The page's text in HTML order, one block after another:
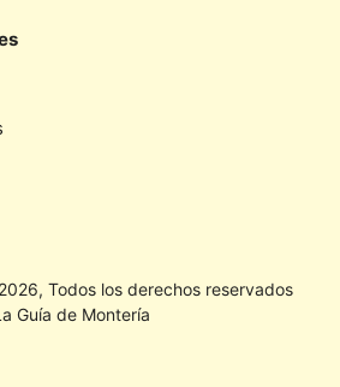
Todos los derechos reservados
Guía de Montería